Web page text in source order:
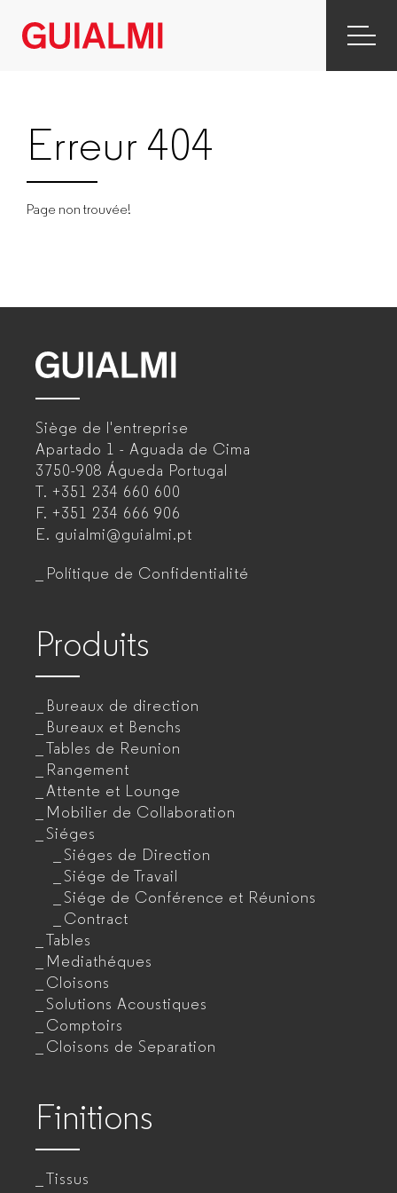
Erreur 404
Page non trouvée!
Siège de l'entreprise
Apartado 1 - Aguada de Cima
3750-908 Águeda Portugal
T. +351 234 660 600
F. +351 234 666 906
E. guialmi@guialmi.pt
Polítique de Confidentialité
Produits
Bureaux de direction
Bureaux et Benchs
Tables de Reunion
Rangement
Attente et Lounge
Mobilier de Collaboration
Siéges
Siéges de Direction
Siége de Travail
Siége de Conférence et Réunions
Contract
Tables
Mediathéques
Cloisons
Solutions Acoustiques
Comptoirs
Cloisons de Separation
Finitions
Tissus